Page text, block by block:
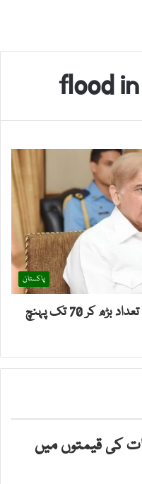
flood
پاکستان
وزیراعظم شہباز شریف کی کابینہ کی تعداد بڑھ کر 70 تک پہنچ
کی قیمتوں میں